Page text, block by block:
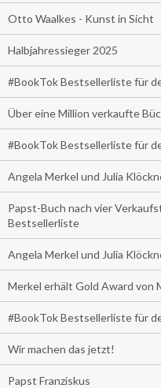
Otto Waalkes - Kunst in Sicht
Halbjahressieger 2025
#BookTok Bestsellerliste für
Über eine Million verkaufte
#BookTok Bestsellerliste für
Angela Merkel und Julia
Papst-Buch nach vier
Bestsellerliste
Angela Merkel und Julia
Merkel erhält Gold Award von
#BookTok Bestsellerliste für
Wir machen das jetzt!
Papst Franziskus